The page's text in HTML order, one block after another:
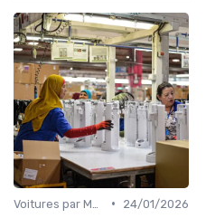
•
24/01/2026